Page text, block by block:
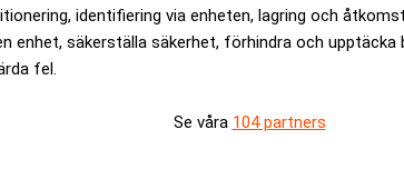
identifiering via enheten, lagring och
enhet, säkerställa säkerhet, förhindra och upptäcka
fel.
Se våra 104 partners
om vad pensionerna ska vara, hur
eller högre pensionsålder”, säger
de högsta i världen – över 14 procent av